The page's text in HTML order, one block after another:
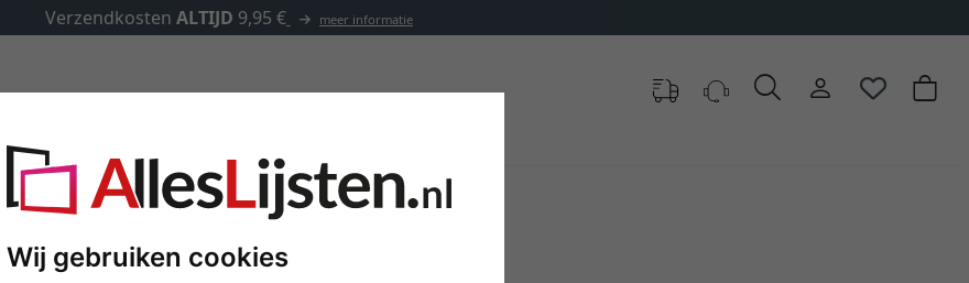
Wij gebruiken cookies
Verzendkosten ALTIJD9,95 € meer informatie
Lijsten op maat